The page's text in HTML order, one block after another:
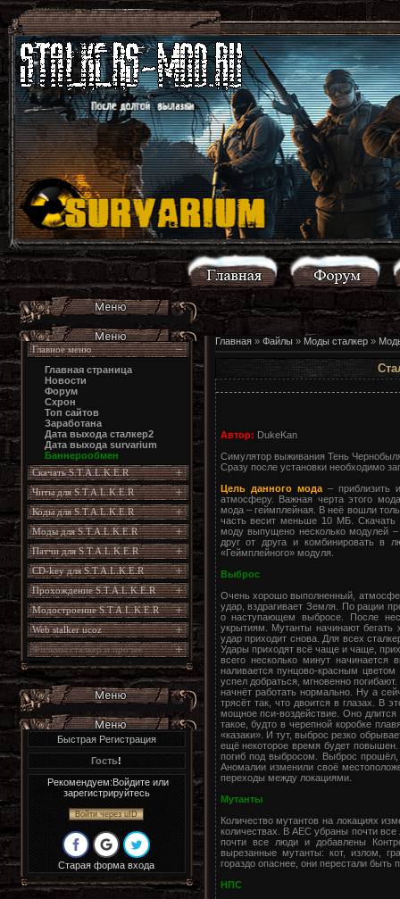
Главное меню
Главная страница
Новости
Форум
Схрон
Топ сайтов
Заработана
Дата выхода сталкер2
Дата выхода survarium
Баннерообмен
Скачать S.T.A.L.K.E.R
Читы для S.T.A.L.K.E.R
Коды для S.T.A.L.K.E.R
Моды для S.T.A.L.K.E.R
Патчи для S.T.A.L.K.E.R
CD-key для S.T.A.L.K.E.R
Прохождение S.T.A.L.K.E.R
Модостроение S.T.A.L.K.E.R
Web stalker ucoz
Фильмы сталкер и прочее
Быстрая Регистрация
Гость!
Рекомендуем:Войдите или
зарегистрируйтесь
Войти через uID
Старая форма входа
Главная» Файлы» Моды сталкер»
Автор: DukeKan
Симулятор выживания Тень
Сразу после установки необходимо
Цель данного мода– приблизить
атмосферу. Важная черта этого
мода – геймплейная. В неё вошли
часть весит меньше 10 МБ. Скачать
моду выпущено несколько модулей –
друг от друга и комбинировать в
«Геймплейного» модуля.
Выброс
Очень хорошо выполненный,
удар, вздрагивает Земля. По рации
о наступающем выбросе. После
укрытиям. Мутанты начинают бегать
удар приходит снова. Для всех
Удары приходят всё чаще и чаще,
всего несколько минут
наливается пунцово-красным
успел добраться, мгновенно
начнёт работать нормально. Ну а
трясёт так, что двоится в глазах. В
мощное пси-воздействие. Оно
такое, будто в черепной коробке
«казаки». И тут, выброс резко
ещё некоторое время будет повышен.
погиб под выбросом. Выброс
Аномалии изменили своё
переходы между локациями.
Мутанты
Количество мутантов на локациях
количествах. В АЕС убраны почти
почти все люди и добавлены
вырезанные мутанты: кот, излом,
гораздо опаснее, они перестали быть
НПС